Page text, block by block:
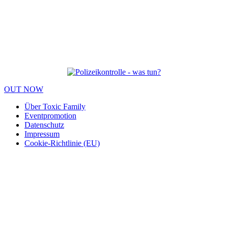
OUT NOW
Über Toxic Family
Eventpromotion
Datenschutz
Impressum
Cookie-Richtlinie (EU)